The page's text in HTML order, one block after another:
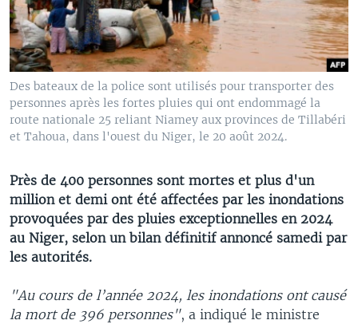
Des bateaux de la police sont utilisés pour transporter des
personnes après les fortes pluies qui ont endommagé la
route nationale 25 reliant Niamey aux provinces de Tillabéri
et Tahoua, dans l'ouest du Niger, le 20 août 2024.
Près de 400 personnes sont mortes et plus d'un
million et demi ont été affectées par les inondations
provoquées par des pluies exceptionnelles en 2024
au Niger, selon un bilan définitif annoncé samedi par
les autorités.
"Au cours de l’année 2024, les inondations ont causé
la mort de 396 personnes", a indiqué le ministre